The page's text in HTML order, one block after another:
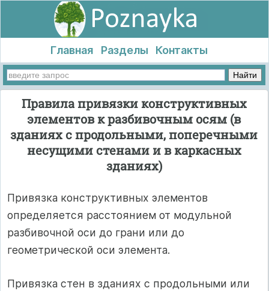
Главная Разделы Контакты
Правила привязки конструктивных
элементов к разбивочным осям (в
зданиях с продольными, поперечными
несущими стенами и в каркасных
зданиях)
Привязка конструктивных элементов
определяется расстоянием от модульной
разбивочной оси до грани или до
геометрической оси элемента.
Привязка стен в зданиях с продольными или